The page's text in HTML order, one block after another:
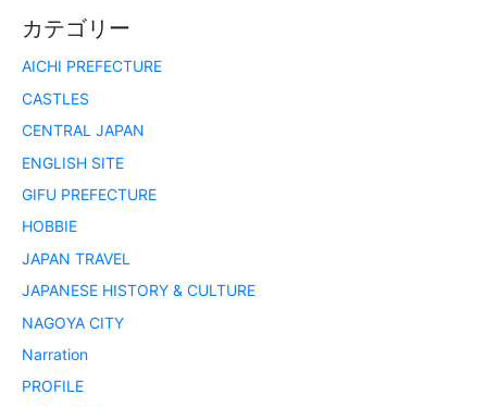
カテゴリー
AICHI PREFECTURE
CASTLES
CENTRAL JAPAN
ENGLISH SITE
GIFU PREFECTURE
HOBBIE
JAPAN TRAVEL
JAPANESE HISTORY & CULTURE
NAGOYA CITY
Narration
PROFILE